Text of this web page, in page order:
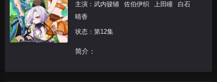
主演： 武内骏辅 佐伯伊织 上田瞳
白石
晴香
状态：第12集
简介：